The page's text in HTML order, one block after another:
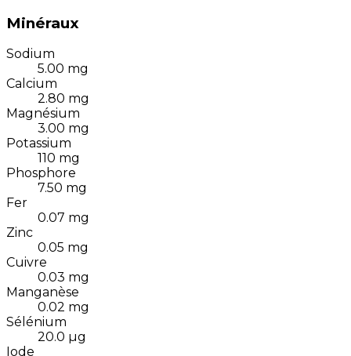
Minéraux
Sodium
5.00 mg
Calcium
2.80 mg
Magnésium
3.00 mg
Potassium
110 mg
Phosphore
7.50 mg
Fer
0.07 mg
Zinc
0.05 mg
Cuivre
0.03 mg
Manganèse
0.02 mg
Sélénium
20.0 µg
Iode